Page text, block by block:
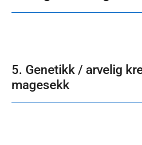
5. Genetikk / arvelig
magesekk